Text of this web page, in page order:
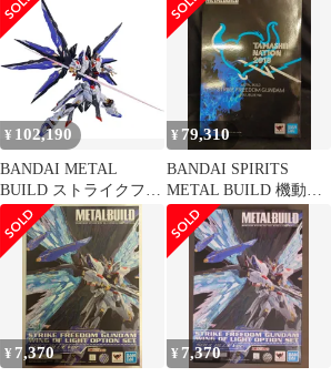
BLUE Ver. 『機動戦士
ガンダムSEED
DESTINY』(魂ネイシ
ョン2018、魂ウェブ商
店限定)
DESTINY ストライクフ
リーダムガンダム 光の
翼オプションセット
SOUL BLUE Ver
¥ 102,190
BANDAI METAL
BUILD ストライクフリ
ーダムガンダム SOUL
BLUE Ver. 『機動戦士
ガンダムSEED
DESTINY』(魂ネイシ
ョン2018、魂ウェブ商
店限定)
¥ 79,310
BANDAI SPIRITS
METAL BUILD 機動戦
士ガンダムSEED
DESTINY ストライクフ
リーダムガンダム
SOUL BLUE Ver
¥ 7,370 ¥ 7,370